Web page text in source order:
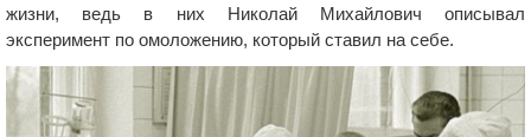
жизни, ведь в них Николай Михайлович описывал
эксперимент по омоложению, который ставил на себе.